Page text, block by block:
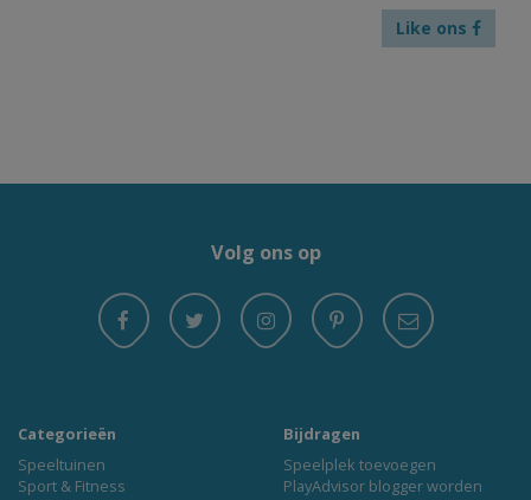
Like ons
Volg ons op
Categorieën
Speeltuinen
Sport & Fitness
Bijdragen
Speelplek toevoegen
PlayAdvisor blogger worden